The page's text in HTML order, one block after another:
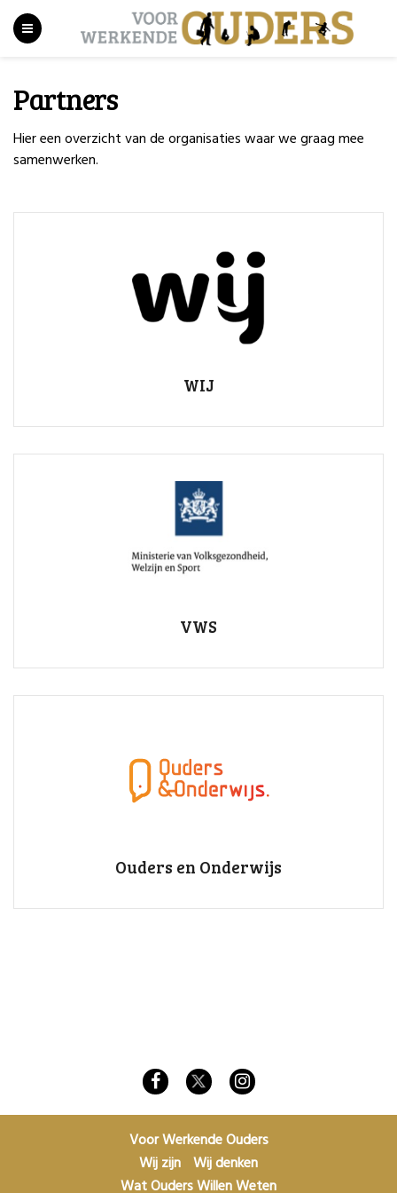
Partners
Hier een overzicht van de organisaties waar we graag mee
samenwerken.
WIJ
WIJ
VWS
VWS
Ministerie van Volksgezondheid, Welzijn en Sport
Ouders en Onderwijs
Ouders en Onderwijs
Voor Werkende Ouders
Wij zijn Wij denken
Wat Ouders Willen Weten